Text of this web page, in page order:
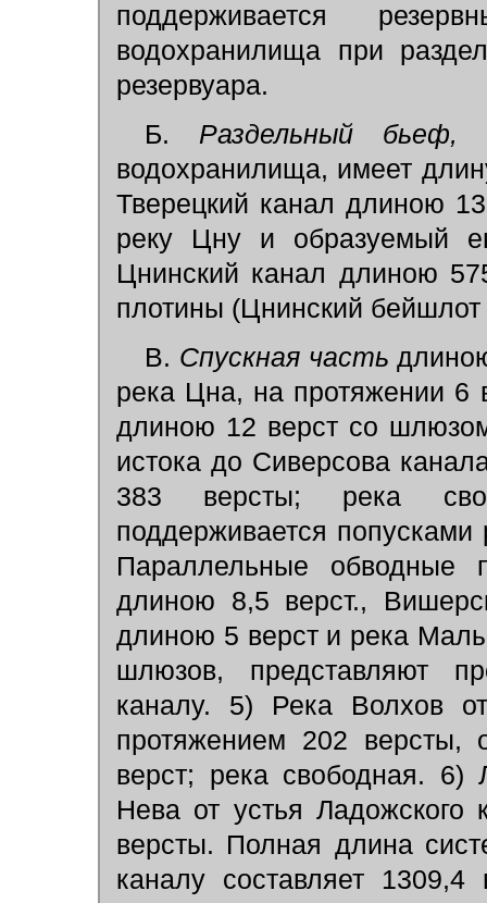
поддерживается
водохранилища при
резервуара.
Б. Раздельный бьеф,
водохранилища, имеет
Тверецкий канал длиною
реку Цну и образуемый
Цнинский канал длиною
плотины (Цнинский
В. Спускная часть
река Цна, на протяжении 6
длиною 12 верст со
истока до Сиверсова
383 версты; река
поддерживается
Параллельные обводные
длиною 8,5 верст.,
длиною 5 верст и река
шлюзов, представляют
каналу. 5) Река Волхов
протяжением 202 версты,
верст; река свободная.
Нева от устья Ладожского
версты. Полная длина
каналу составляет